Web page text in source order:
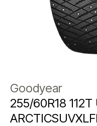
Goodyear
255/60R18 112T